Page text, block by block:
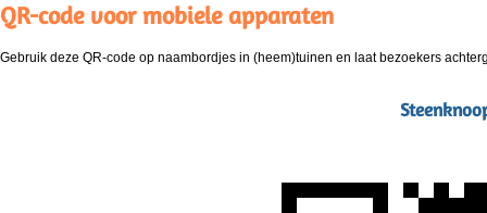
QR-code voor mobiele apparaten
Gebruik deze QR-code op naambordjes in (heem)tuinen en laat bezoekers